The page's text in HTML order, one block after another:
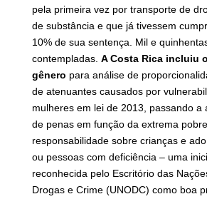
pela primeira vez por transporte de
de substância e que já tivessem
10% de sua sentença. Mil e
contempladas. A Costa Rica incluiu
gênero para análise de
de atenuantes causados por
mulheres em lei de 2013, passando a
de penas em função da extrema
responsabilidade sobre crianças e
ou pessoas com deficiência – uma
reconhecida pelo Escritório das
Drogas e Crime (UNODC) como boa